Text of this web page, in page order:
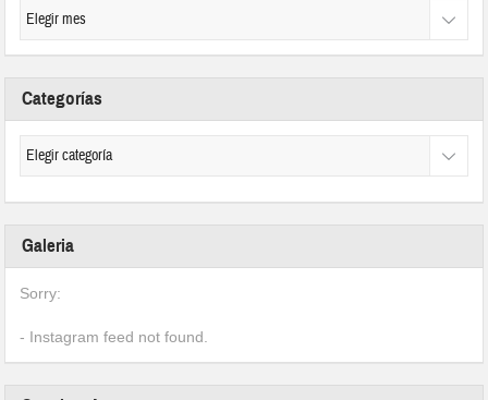
Categorías
Galeria
Sorry:
- Instagram feed not found.